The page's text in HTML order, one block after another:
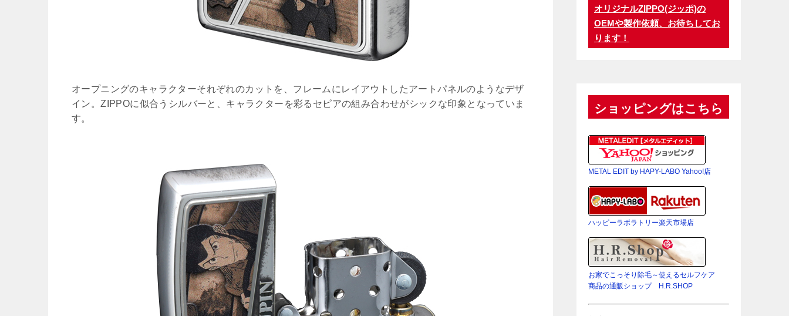
オープニングのキャラクターそれぞれのカットを、フレームにレイアウトしたアートパネルのようなデザ
イン。ZIPPOに似合うシルバーと、キャラクターを彩るセピアの組み合わせがシックな印象となっていま
す。
オリジナルZIPPO(ジッポ)の
OEMや製作依頼、お待ちしてお
ります！
ショッピングはこちら
METAL EDIT by HAPY-LABO Yahoo!店
ハッピーラボラトリー楽天市場店
お家でこっそり除毛～使えるセルフケア
商品の通販ショップ H.R.SHOP